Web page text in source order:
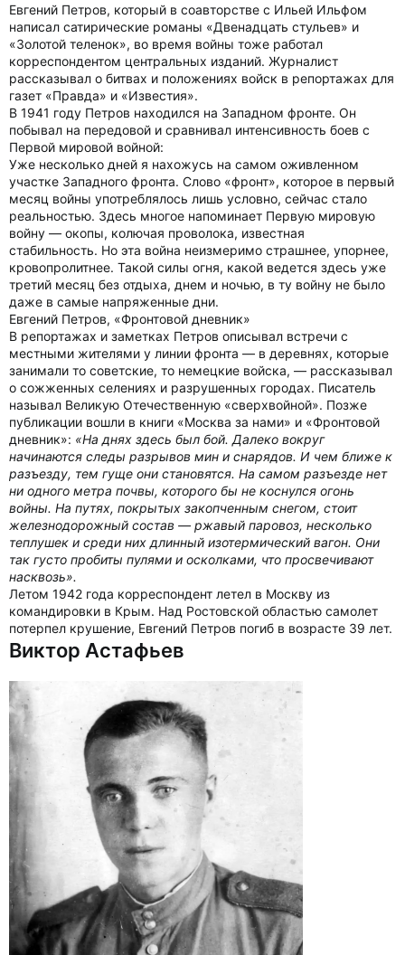
Евгений Петров, который в соавторстве с Ильей Ильфом
написал сатирические романы «Двенадцать стульев» и
«Золотой теленок», во время войны тоже работал
корреспондентом центральных изданий. Журналист
рассказывал о битвах и положениях войск в репортажах для
газет «Правда» и «Известия».
В 1941 году Петров находился на Западном фронте. Он
побывал на передовой и сравнивал интенсивность боев с
Первой мировой войной:
Уже несколько дней я нахожусь на самом оживленном
участке Западного фронта. Слово «фронт», которое в первый
месяц войны употреблялось лишь условно, сейчас стало
реальностью. Здесь многое напоминает Первую мировую
войну — окопы, колючая проволока, известная
стабильность. Но эта война неизмеримо страшнее, упорнее,
кровопролитнее. Такой силы огня, какой ведется здесь уже
третий месяц без отдыха, днем и ночью, в ту войну не было
даже в самые напряженные дни.
Евгений Петров, «Фронтовой дневник»
В репортажах и заметках Петров описывал встречи с
местными жителями у линии фронта — в деревнях, которые
занимали то советские, то немецкие войска, — рассказывал
о сожженных селениях и разрушенных городах. Писатель
называл Великую Отечественную «сверхвойной». Позже
публикации вошли в книги «Москва за нами» и «Фронтовой
дневник»: «На днях здесь был бой. Далеко вокруг
начинаются следы разрывов мин и снарядов. И чем ближе к
разъезду, тем гуще они становятся. На самом разъезде нет
ни одного метра почвы, которого бы не коснулся огонь
войны. На путях, покрытых закопченным снегом, стоит
железнодорожный состав — ржавый паровоз, несколько
теплушек и среди них длинный изотермический вагон. Они
так густо пробиты пулями и осколками, что просвечивают
насквозь».
Летом 1942 года корреспондент летел в Москву из
командировки в Крым. Над Ростовской областью самолет
потерпел крушение, Евгений Петров погиб в возрасте 39 лет.
Виктор Астафьев